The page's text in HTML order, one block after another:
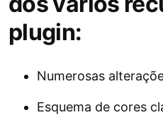
plugin:
Numerosas
Esquema de cores